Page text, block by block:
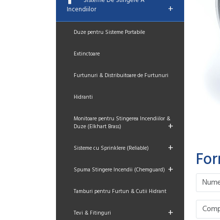
Incendiilor
+
Duze pentru Sisteme Portabile
Extinctoare
Furtunuri & Distribuitoare de Furtunuri
Hidranti
Monitoare pentru Stingerea Incendiilor &
Duze (Elkhart Brass)
+
Sisteme cu Sprinklere (Reliable) +
Spuma Stingere Incendii (Chemguard) +
Tamburi pentru Furtun & Cutii Hidrant
Tevi & Fitinguri +
Please
Please
Please
Please